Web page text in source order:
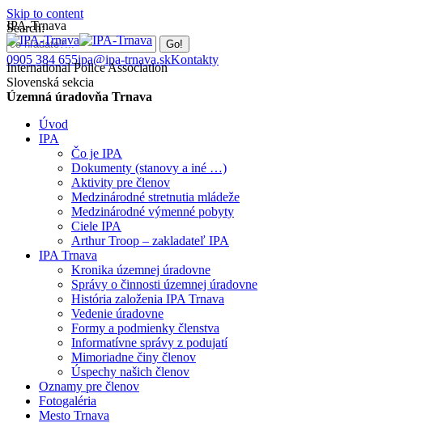
Skip to content
Search:
0905 384 655ipa@ipa-trnava.skKontakty
IPA-Trnava
International Police Association
Slovenská sekcia
Územná úradovňa Trnava
Úvod
IPA
Čo je IPA
Dokumenty (stanovy a iné …)
Aktivity pre členov
Medzinárodné stretnutia mládeže
Medzinárodné výmenné pobyty
Ciele IPA
Arthur Troop – zakladateľ IPA
IPA Trnava
Kronika územnej úradovne
Správy o činnosti územnej úradovne
História založenia IPA Trnava
Vedenie úradovne
Formy a podmienky členstva
Informatívne správy z podujatí
Mimoriadne činy členov
Úspechy našich členov
Oznamy pre členov
Fotogaléria
Mesto Trnava